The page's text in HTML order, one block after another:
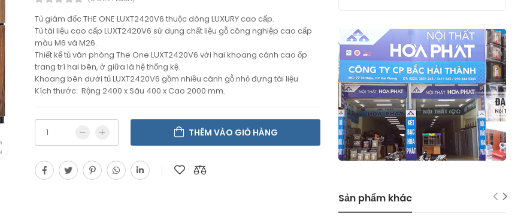
Tủ giám đốc THE ONE LUXT2420V6 thuộc dòng LUXURY cao cấp.
Tủ tài liệu cao cấp LUXT2420V6 sử dụng chất liệu gỗ công nghiệp cao cấp
màu M6 và M26.
Thiết kế tủ văn phòng The One LUXT2420V6 với hai khoang cánh cao ốp
trang trí hai bên, ở giữa là hệ thống kệ.
Khoang bên dưới tủ LUXT2420V6 gồm nhiều cánh gỗ nhỏ đựng tài liệu.
Kích thước: Rộng 2400 x Sâu 400 x Cao 2000 mm.
THÊM VÀO GIỎ HÀNG
Sản phẩm khác